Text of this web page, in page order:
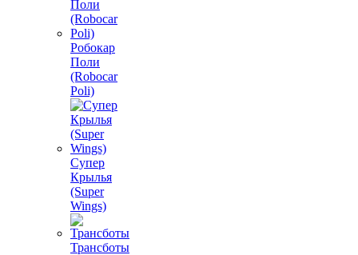
Робокар
Поли
(Robocar
Poli)
Супер
Крылья
(Super
Wings)
Трансботы